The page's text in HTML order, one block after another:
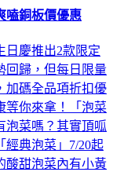
嗑銅板價優惠
日慶推出2款限定
回歸，但每日限量
加碼全品項折扣優
等你來拿！「泡菜
泡菜嗎？其實頂呱
經典泡菜」7/20起
酸甜泡菜內有小黃